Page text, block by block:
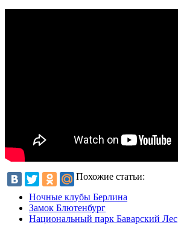
Похожие статьи:
Ночные клубы Берлина
Замок Блютенбург
Национальный парк Баварский Лес